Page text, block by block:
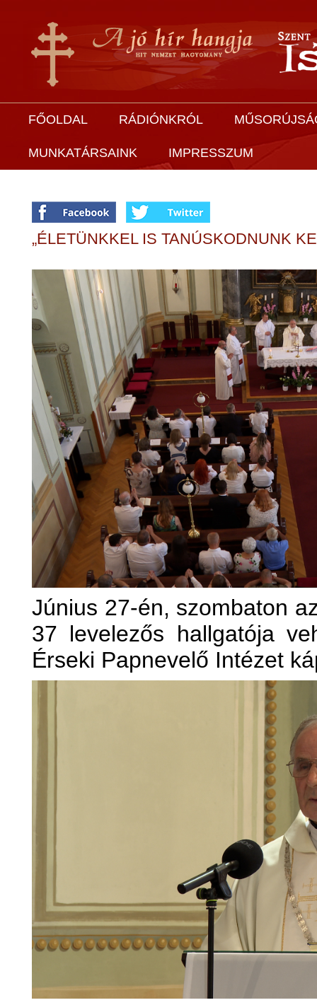
FŐOLDAL RÁDIÓNKRÓL
MUNKATÁRSAINK IMPRESSZUM
„ÉLETÜNKKEL IS TANÚSKODNUNK
Június 27-én, szombaton
37 levelezős hallgatója
Érseki Papnevelő Intézet